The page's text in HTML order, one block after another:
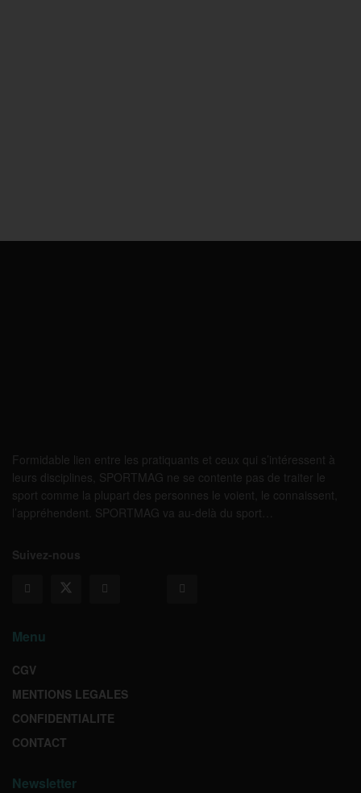
Formidable lien entre les pratiquants et ceux qui s’intéressent à
leurs disciplines, SPORTMAG ne se contente pas de traiter le
sport comme la plupart des personnes le voient, le connaissent,
l’appréhendent. SPORTMAG va au-delà du sport…
Suivez-nous
Menu
CGV
MENTIONS LEGALES
CONFIDENTIALITE
CONTACT
Newsletter